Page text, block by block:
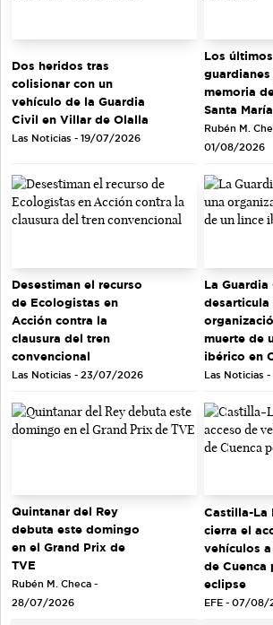
Dos heridos tras
colisionar con un
vehículo de la Guardia
Civil en Villar de Olalla
Las Noticias - 19/07/2026
Los últimos
guardianes
memoria
Santa
Rubén M.
01/08/2026
Desestiman el recurso
de Ecologistas en
Acción contra la
clausura del tren
convencional
Las Noticias - 23/07/2026
La Guardia
desarticula
muerte de
ibérico en
Las Noticias
Quintanar del Rey
debuta este domingo
en el Grand Prix de
TVE
Rubén M. Checa -
28/07/2026
Castilla-La
cierra el
vehículos
de Cuenca
eclipse
EFE - 07/08/